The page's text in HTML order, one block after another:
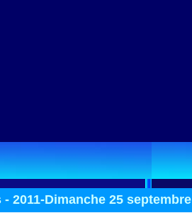
- 2011-Dimanche 25 septembre